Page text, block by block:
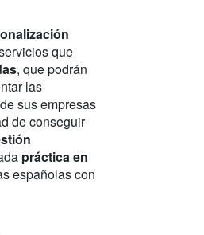
que
, que podrán
las
sus empresas
de conseguir
práctica en
españolas con